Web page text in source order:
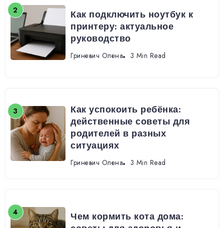
Как подключить ноутбук к
принтеру: актуальное
руководство
Гриневич Олена 3 Min Read
Как успокоить ребёнка:
действенные советы для
родителей в разных
ситуациях
Гриневич Олена 3 Min Read
Чем кормить кота дома: